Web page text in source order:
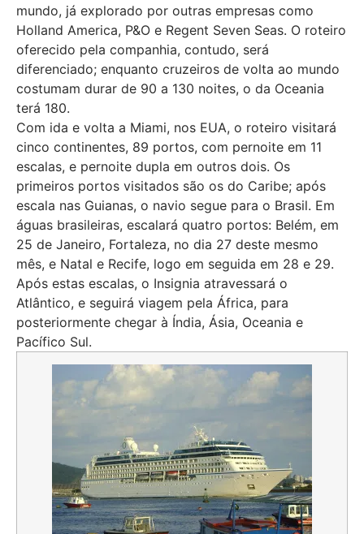
mundo, já explorado por outras empresas como
Holland America, P&O e Regent Seven Seas. O roteiro
oferecido pela companhia, contudo, será
diferenciado; enquanto cruzeiros de volta ao mundo
costumam durar de 90 a 130 noites, o da Oceania
terá 180.
Com ida e volta a Miami, nos EUA, o roteiro visitará
cinco continentes, 89 portos, com pernoite em 11
escalas, e pernoite dupla em outros dois. Os
primeiros portos visitados são os do Caribe; após
escala nas Guianas, o navio segue para o Brasil. Em
águas brasileiras, escalará quatro portos: Belém, em
25 de Janeiro, Fortaleza, no dia 27 deste mesmo
mês, e Natal e Recife, logo em seguida em 28 e 29.
Após estas escalas, o Insignia atravessará o
Atlântico, e seguirá viagem pela África, para
posteriormente chegar à Índia, Ásia, Oceania e
Pacífico Sul.